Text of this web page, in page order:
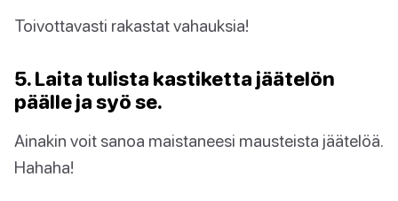
Toivottavasti rakastat vahauksia!
5. Laita tulista kastiketta jäätelön
päälle ja syö se.
Ainakin voit sanoa maistaneesi mausteista jäätelöä.
Hahaha!